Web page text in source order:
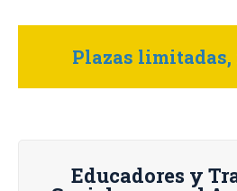
Plazas
Educadores y